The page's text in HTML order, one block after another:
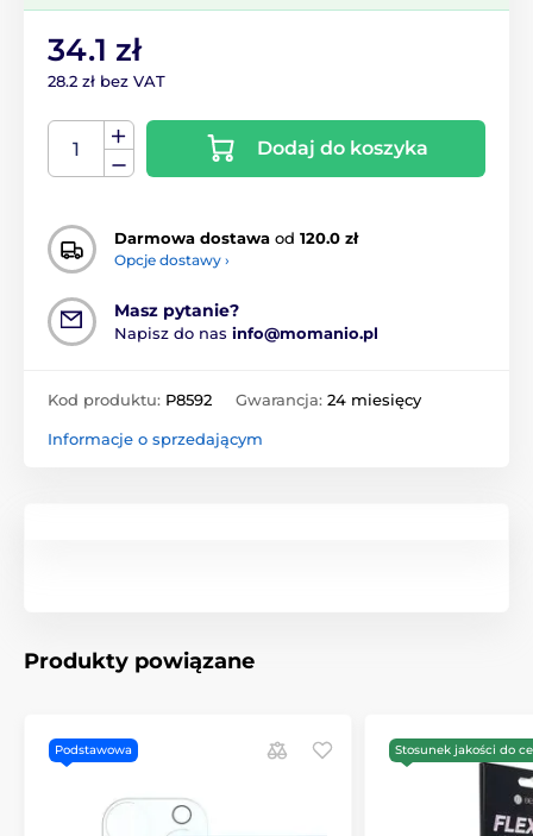
34.1 zł
28.2 zł bez VAT
Dodaj do koszyka
Darmowa dostawa od 120.0 zł
Opcje dostawy ›
Masz pytanie?
Napisz do nas info@momanio.pl
Kod produktu: P8592 Gwarancja: 24 miesięcy
Informacje o sprzedającym
Produkty powiązane
Podstawowa Stosunek jakości do